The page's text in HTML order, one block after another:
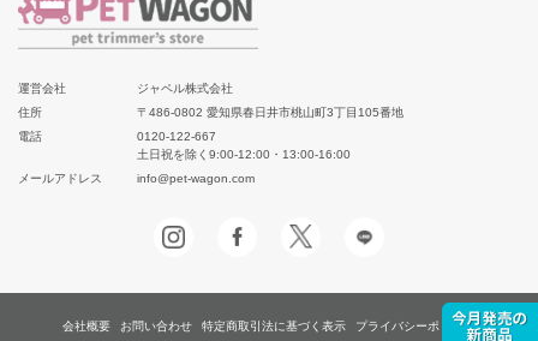
運営会社
ジャペル株式会社
住所
〒486-0802 愛知県春日井市桃山町3丁目105番地
電話
0120-122-667
土日祝を除く9:00-12:00・13:00-16:00
メールアドレス
info@pet-wagon.com
会社概要 お問い合わせ 特定商取引法に基づく表示 プライバシーポリシー